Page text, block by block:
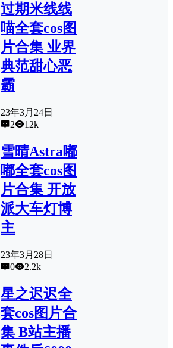
过期米线线
喵全套cos图
片合集 业界
典范甜心恶
霸
23年3月24日
2
12k
雪晴Astra嘟
嘟全套cos图
片合集 开放
派大车灯博
主
23年3月28日
0
2.2k
星之迟迟全
套cos图片合
集 B站主播